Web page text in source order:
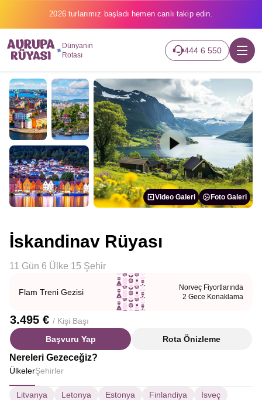
2026 turlarımız başladı hemen canlı takip edin.
Dünyanın
Rotası
444 6 550
Video Galeri Foto Galeri
İskandinav Rüyası
11 Gün 6 Ülke 15 Şehir
Flam Treni Gezisi
Norveç Fiyortlarında
2 Gece Konaklama
3.495 € / Kişi Başı
Başvuru Yap
Rota Önizleme
Nereleri Gezeceğiz?
ÜlkelerŞehirler
Litvanya Letonya Estonya Finlandiya
İsveç